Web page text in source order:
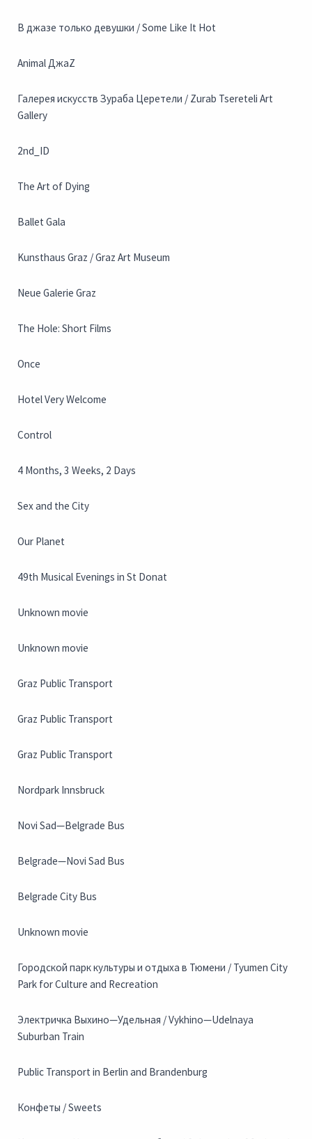
В джазе только девушки / Some Like It Hot
Animal ДжаZ
Галерея искусств Зураба Церетели / Zurab Tsereteli Art
Gallery
2nd_ID
The Art of Dying
Ballet Gala
Kunsthaus Graz / Graz Art Museum
Neue Galerie Graz
The Hole: Short Films
Once
Hotel Very Welcome
Control
4 Months, 3 Weeks, 2 Days
Sex and the City
Our Planet
49th Musical Evenings in St Donat
Unknown movie
Unknown movie
Graz Public Transport
Graz Public Transport
Graz Public Transport
Nordpark Innsbruck
Novi Sad—Belgrade Bus
Belgrade—Novi Sad Bus
Belgrade City Bus
Unknown movie
Городской парк культуры и отдыха в Тюмени / Tyumen City
Park for Culture and Recreation
Электричка Выхино—Удельная / Vykhino—Udelnaya
Suburban Train
Public Transport in Berlin and Brandenburg
Конфеты / Sweets